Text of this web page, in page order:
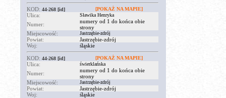
KOD: 44-268 [id] [POKAŻ NA MAPIE]
Ulica: Sławika Henryka
Numer:
numery od 1 do końca obie
strony
Miejscowość:
Jastrzębie-zdrój
Powiat:
Jastrzębie-zdrój
Woj:
śląskie
KOD: 44-268 [id] [POKAŻ NA MAPIE]
Ulica: świerklańska
Numer:
numery od 1 do końca obie
strony
Miejscowość:
Jastrzębie-zdrój
Powiat:
Jastrzębie-zdrój
Woj:
śląskie